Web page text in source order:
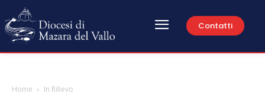
Contatti
Home In Rilievo